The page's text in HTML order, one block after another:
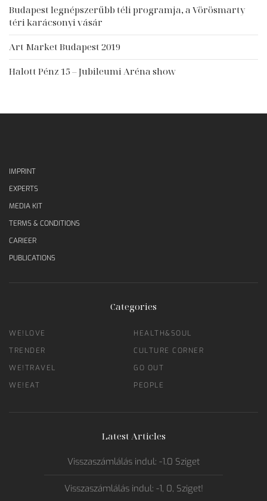
Budapest legnépszerűbb téli programja, a Vörösmarty
téri karácsonyi vásár
Art Market Budapest 2019
Halott Pénz 15 – Jubileumi Aréna show
IMPRINT
EXPERTS
MEDIA KIT
TERMS & CONDITIONS
CARIEER
PUBLICATIONS
Categories
WE!LOVE
TRENDER
WE!TRAVEL
WE!EAT
HEALTH&SOUL
CULTURE CORNER
GO OUT
PEOPLE
Latest Articles
Visszaszámlálás indul: -1.0 Sziget
Visszaszámlálás indul: -1, 0, Sziget!